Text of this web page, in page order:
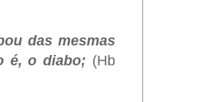
das mesmas
é, o diabo; (Hb